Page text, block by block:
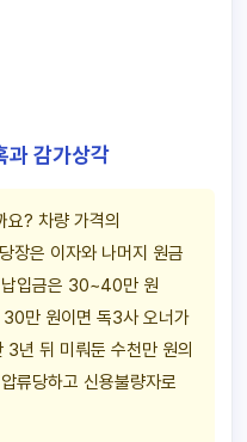
과 감가상각
요? 차량 가격의
장은 이자와 나머지 원금
납입금은 30~40만 원
만 원이면 독3사 오너가
년 뒤 미뤄둔 수천만 원의
류당하고 신용불량자로